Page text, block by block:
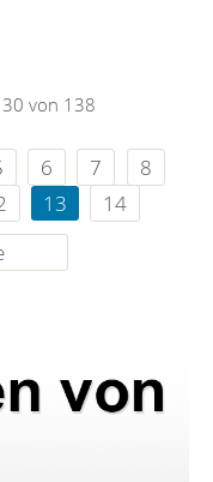
von 138
6 7
8
13
14